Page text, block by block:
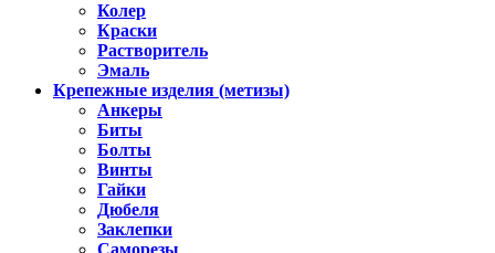
Колер
Краски
Растворитель
Эмаль
Крепежные изделия (метизы)
Анкеры
Биты
Болты
Винты
Гайки
Дюбеля
Заклепки